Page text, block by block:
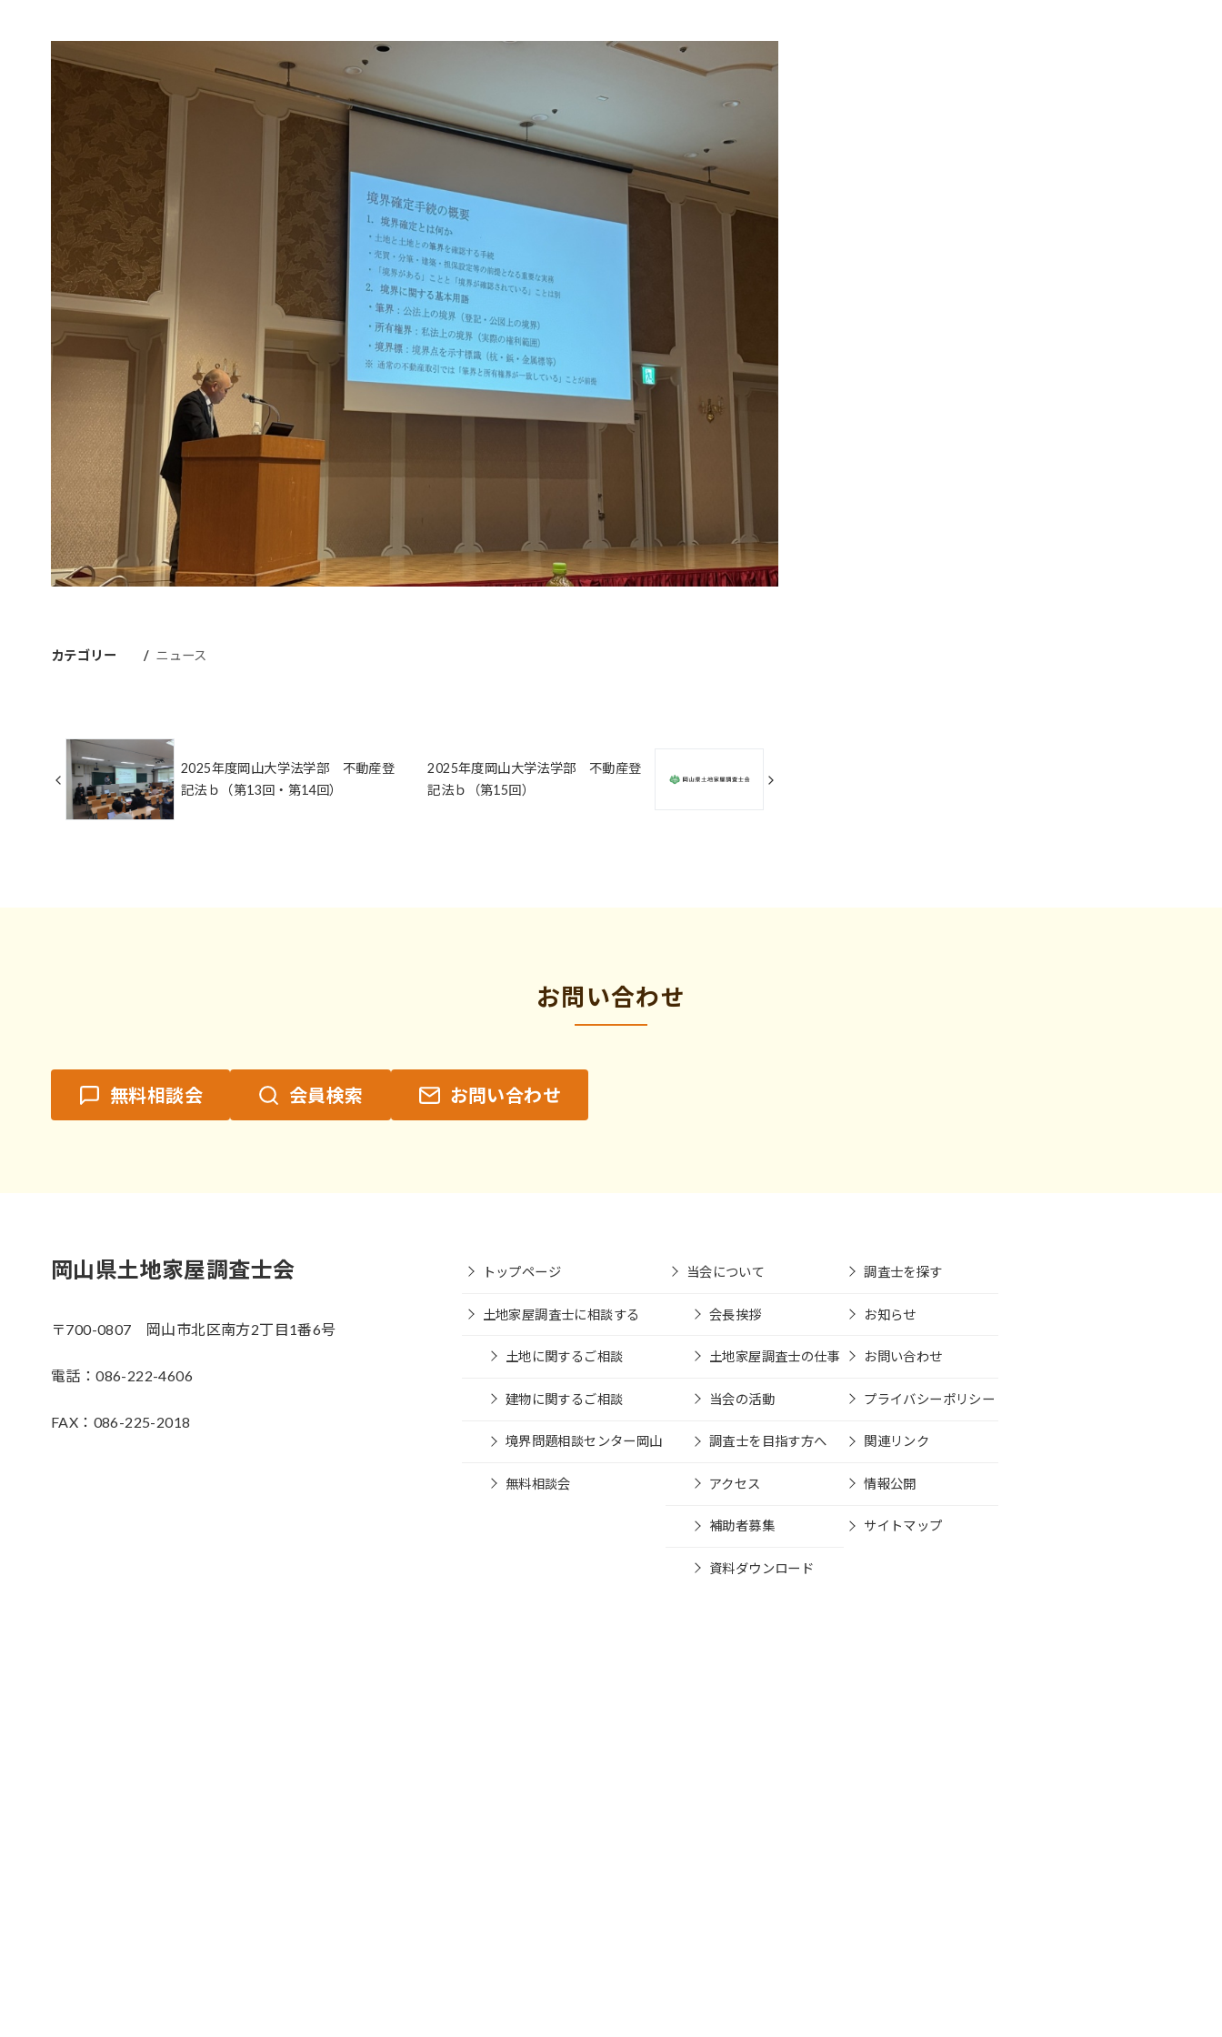
カテゴリー ニュース
2025年度岡山大学法学部 不動産登
記法ｂ（第13回・第14回）
2025年度岡山大学法学部 不動産登
記法ｂ（第15回）
お問い合わせ
無料相談会 会員検索 お問い合わせ
岡山県土地家屋調査士会
〒700-0807 岡山市北区南方2丁目1番6号
電話：086-222-4606
FAX：086-225-2018
トップページ
土地家屋調査士に相談する
土地に関するご相談
建物に関するご相談
境界問題相談センター岡山
無料相談会
当会について
会長挨拶
土地家屋調査士の仕事
当会の活動
調査士を目指す方へ
アクセス
補助者募集
資料ダウンロード
調査士を探す
お知らせ
お問い合わせ
プライバシーポリシー
関連リンク
情報公開
サイトマップ